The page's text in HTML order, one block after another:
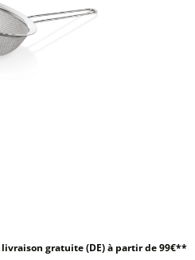
livraison gratuite (DE) à partir de 99€**